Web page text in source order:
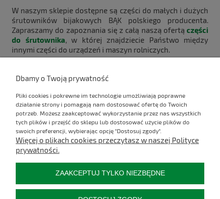
W naszym sklepie dostępne są części do małych i dużych
śrutowników bijakowych BĄK polskiego producenta.
Zapraszamy do zapoznania się z całą naszą ofertą części
do śrutownika, w której znajdziecie Państwo między
innymi części do urządzeń i maszyn rolniczych.
Komentarze do wpisu (0)
Kontakt
Informacje
Dbamy o Twoją prywatność
Pliki cookies i pokrewne im technologie umożliwiają poprawne
działanie strony i pomagają nam dostosować ofertę do Twoich
potrzeb. Możesz zaakceptować wykorzystanie przez nas wszystkich
tych plików i przejść do sklepu lub dostosować użycie plików do
swoich preferencji, wybierając opcję "Dostosuj zgody".
Więcej o plikach cookies przeczytasz w naszej Polityce
prywatności.
ZAAKCEPTUJ TYLKO NIEZBĘDNE